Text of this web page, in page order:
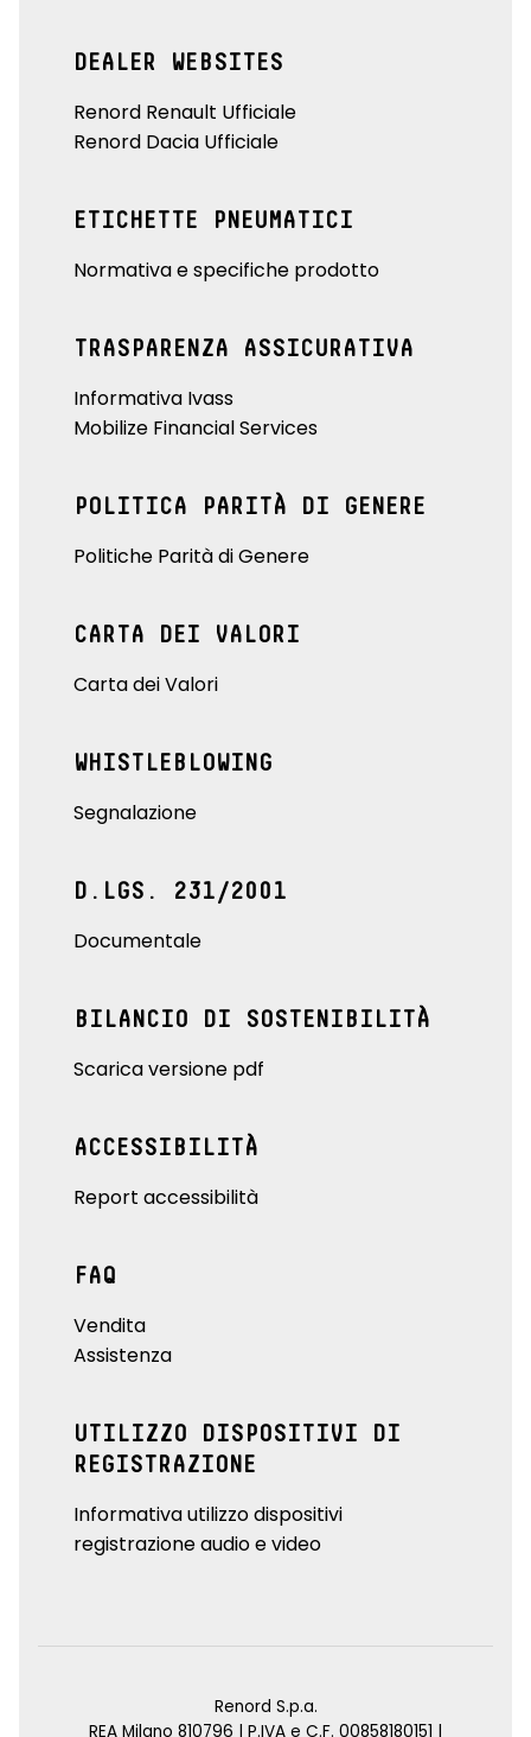
DEALER WEBSITES
Renord Renault Ufficiale
Renord Dacia Ufficiale
ETICHETTE PNEUMATICI
Normativa e specifiche prodotto
TRASPARENZA ASSICURATIVA
Informativa Ivass
Mobilize Financial Services
POLITICA PARITÀ DI GENERE
Politiche Parità di Genere
CARTA DEI VALORI
Carta dei Valori
WHISTLEBLOWING
Segnalazione
D.LGS. 231/2001
Documentale
BILANCIO DI SOSTENIBILITÀ
Scarica versione pdf
ACCESSIBILITÀ
Report accessibilità
FAQ
Vendita
Assistenza
UTILIZZO DISPOSITIVI DI
REGISTRAZIONE
Informativa utilizzo dispositivi
registrazione audio e video
Renord S.p.a.
REA Milano 810796 | P.IVA e C.F. 00858180151 |